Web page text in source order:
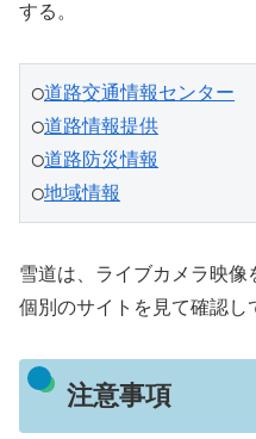
する。
◯道路交通情報センター
◯道路情報提供
◯道路防災情報
◯地域情報
雪道は、ライブカメラ映
個別のサイトを見て確認し
注意事項